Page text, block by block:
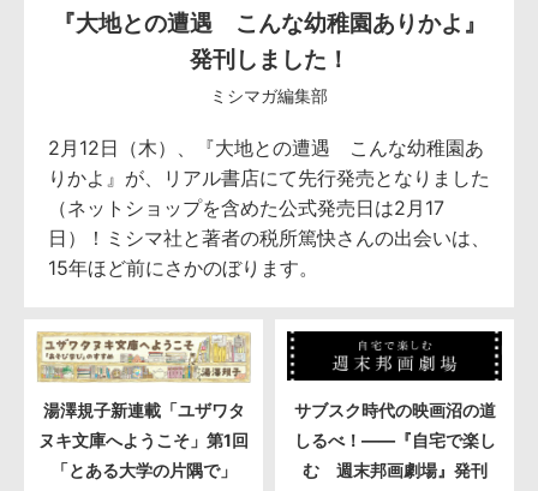
『大地との遭遇 こんな幼稚園ありかよ』
発刊しました！
ミシマガ編集部
2月12日（木）、『大地との遭遇 こんな幼稚園あ
りかよ』が、リアル書店にて先行発売となりました
（ネットショップを含めた公式発売日は2月17
日）！ミシマ社と著者の税所篤快さんの出会いは、
15年ほど前にさかのぼります。
湯澤規子新連載「ユザワタ
ヌキ文庫へようこそ」第1回
「とある大学の片隅で」
サブスク時代の映画沼の道
しるべ！――『自宅で楽し
む 週末邦画劇場』発刊